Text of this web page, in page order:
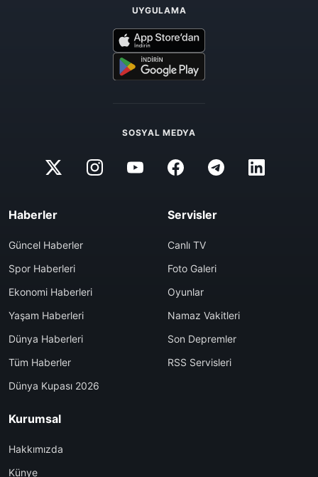
UYGULAMA
SOSYAL MEDYA
Haberler
Güncel Haberler
Spor Haberleri
Ekonomi Haberleri
Yaşam Haberleri
Dünya Haberleri
Tüm Haberler
Dünya Kupası 2026
Servisler
Canlı TV
Foto Galeri
Oyunlar
Namaz Vakitleri
Son Depremler
RSS Servisleri
Kurumsal
Hakkımızda
Künye